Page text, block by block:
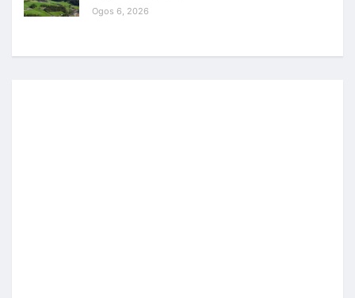
Ogos 6, 2026